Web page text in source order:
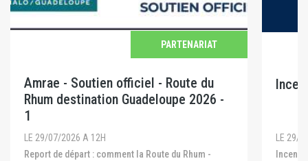
PARTENARIAT
Amrae - Soutien officiel - Route du
Rhum destination Guadeloupe 2026 -
1
LE 29/07/2026 A 12H
Report de départ : comment la Route du Rhum -
LE 29/